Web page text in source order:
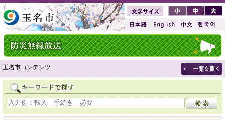
玉名市コンテンツ